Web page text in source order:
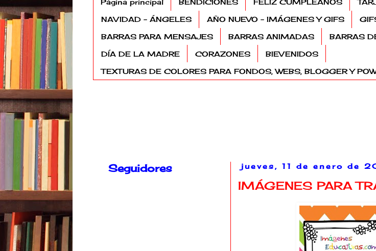
Página principal BENDICIONES FELIZ CUMPLEAÑOS
NAVIDAD - ÁNGELES
AÑO NUEVO - IMÁGENES Y GIFS
BARRAS PARA MENSAJES
BARRAS ANIMADAS BARRAS
DÍA DE LA MADRE
CORAZONES
BIEVENIDOS
TEXTURAS DE COLORES PARA FONDOS, WEBS, BLOGGER Y
jueves, 11 de enero de
IMÁGENES PARA
Seguidores